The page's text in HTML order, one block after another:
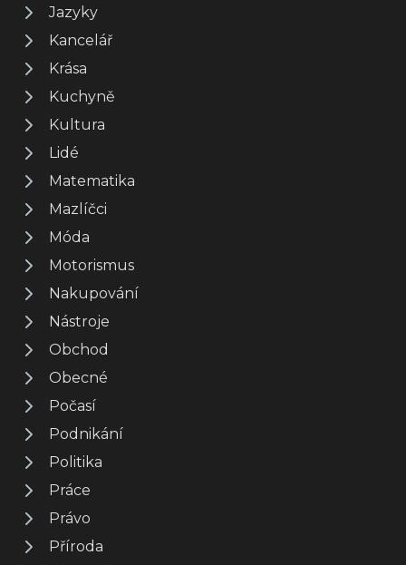
Jazyky
Kancelář
Krása
Kuchyně
Kultura
Lidé
Matematika
Mazlíčci
Móda
Motorismus
Nakupování
Nástroje
Obchod
Obecné
Počasí
Podnikání
Politika
Práce
Právo
Příroda